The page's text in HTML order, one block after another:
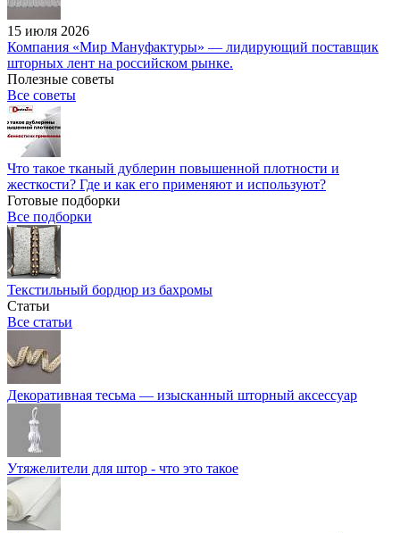
15 июля 2026
Компания «Мир Мануфактуры» — лидирующий поставщик
шторных лент на российском рынке.
Полезные советы
Все советы
Что такое тканый дублерин повышенной плотности и
жесткости? Где и как его применяют и используют?
Готовые подборки
Все подборки
Текстильный бордюр из бахромы
Статьи
Все статьи
Декоративная тесьма — изысканный шторный аксессуар
Утяжелители для штор - что это такое